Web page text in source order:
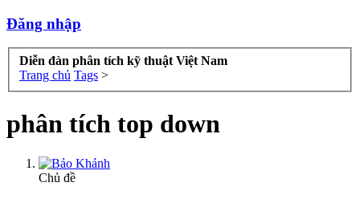
Đăng nhập
Diễn đàn phân tích kỹ thuật Việt Nam
Trang chủ Tags >
phân tích top down
Chủ đề